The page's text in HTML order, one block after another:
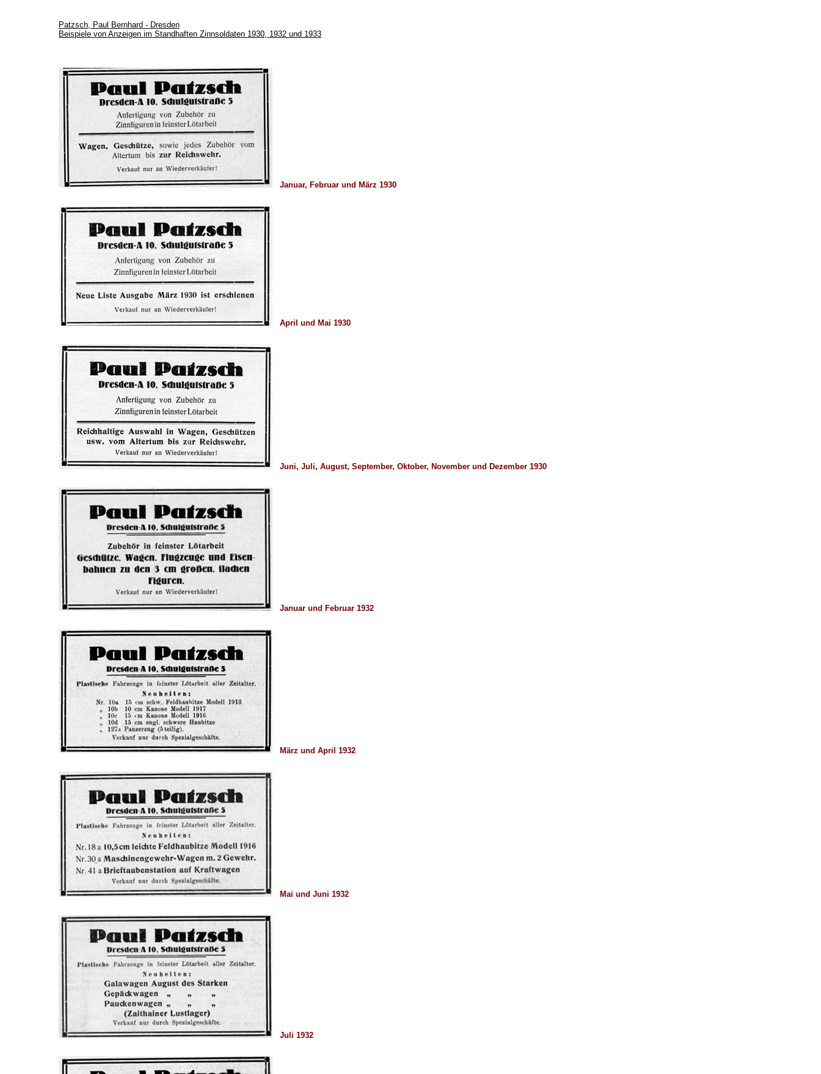
Patzsch, Paul Bernhard - Dresden
Beispiele von Anzeigen im Standhaften Zinnsoldaten 1930, 1932 und 1933
Januar, Februar und März 1930
April und Mai 1930
Juni, Juli, August, September, Oktober, November und Dezember 1930
Januar und Februar 1932
März und April 1932
Mai und Juni 1932
Juli 1932